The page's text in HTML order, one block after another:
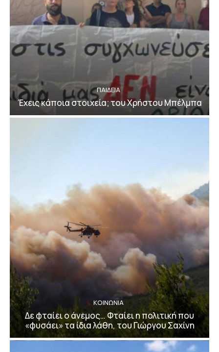
ΠΑΙΔΕΙΑ
Έχεις κάποια στοιχεία; του Χρήστου Μπέλμπα
ΚΟΙΝΩΝΙΑ
Δε φταίει ο άνεμος… Φταίει η πολιτική που
«φυσάει» τα ίδια λάθη, του Γιώργου Σαχίνη